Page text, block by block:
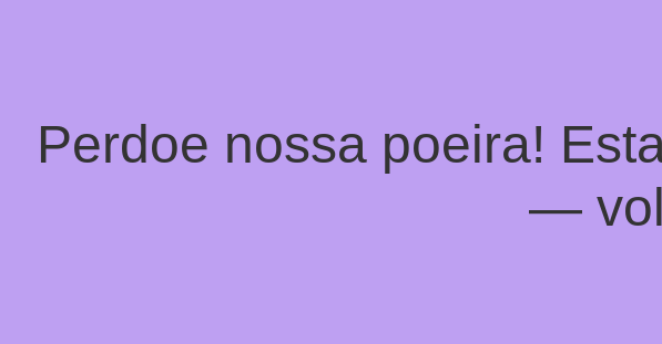
Perdoe nossa poeira!
—